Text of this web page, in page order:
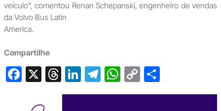
veículo”, comentou Renan Schepanski, engenheiro de vendas
da Volvo Bus Latin
America.
Compartilhe
F X T
hr
Li
n
T
el
W
h
C
o
S
h